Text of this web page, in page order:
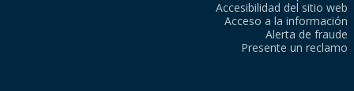
Accesibilidad del sitio web
Acceso a la información
Alerta de fraude
Presente un reclamo